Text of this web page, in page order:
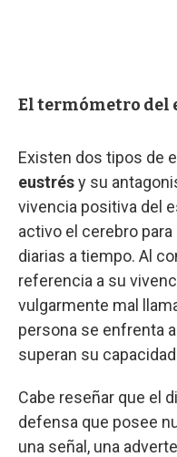
El termómetro del
Existen dos tipos de
eustrésy su
vivencia positiva del
activo el cerebro
diarias a tiempo. Al
referencia a su
vulgarmente mal
persona se enfrenta
superan su
Cabe reseñar que el
defensa que posee
una señal, una